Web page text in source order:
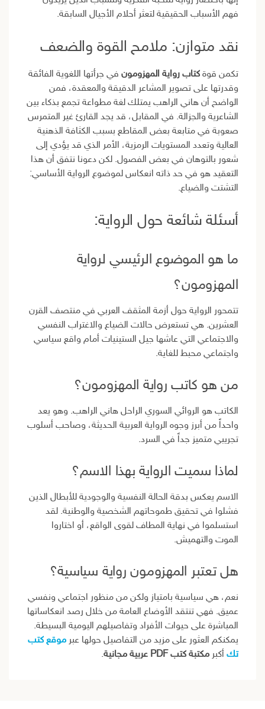
فهم الأسباب الحقيقية لتعثر أحلام الأجيال السابقة.
نقد متوازن: ملامح القوة والضعف
تكمن قوة كتاب رواية المهزومون في جرأتها اللغوية الفائقة
وقدرتها على تصوير المشاعر الدقيقة والمعقدة، فمن
الواضح أن هاني الراهب يمتلك لغة مطواعة تجمع بذكاء بين
الشاعرية والجزالة. في المقابل، قد يجد القارئ غير المتمرس
صعوبة في متابعة بعض المقاطع بسبب الكثافة الذهنية
العالية وتعدد المستويات الرمزية، الأمر الذي قد يؤدي إلى
شعور بالتوهان في بعض الفصول. لكن دعونا نتفق أن هذا
التعقيد هو في حد ذاته انعكاس لموضوع الرواية الأساسي:
التشتت والضياع.
أسئلة شائعة حول الرواية:
ما هو الموضوع الرئيسي لرواية
المهزومون؟
تتمحور الرواية حول أزمة المثقف العربي في منتصف القرن
العشرين. هي تستعرض حالات الضياع والاغتراب النفسي
والاجتماعي التي عاشها جيل الستينيات أمام واقع سياسي
واجتماعي محبط للغاية.
من هو كاتب رواية المهزومون؟
الكاتب هو الروائي السوري الراحل هاني الراهب. وهو يعد
واحداً من أبرز وجوه الرواية العربية الحديثة، وصاحب أسلوب
تجريبي متميز جداً في السرد.
لماذا سميت الرواية بهذا الاسم؟
الاسم يعكس بدقة الحالة النفسية والوجودية للأبطال الذين
فشلوا في تحقيق طموحاتهم الشخصية والوطنية. لقد
استسلموا في نهاية المطاف لقوى الواقع، أو اختاروا
الموت والتهميش.
هل تعتبر المهزومون رواية سياسية؟
نعم، هي سياسية بامتياز ولكن من منظور اجتماعي ونفسي
عميق. فهي تنتقد الأوضاع العامة من خلال رصد انعكاساتها
المباشرة على حيوات الأفراد وتفاصيلهم اليومية البسيطة.
يمكنكم العثور على مزيد من التفاصيل حولها عبر موقع كتب
تك أكبر مكتبة كتب PDF عربية مجانية .